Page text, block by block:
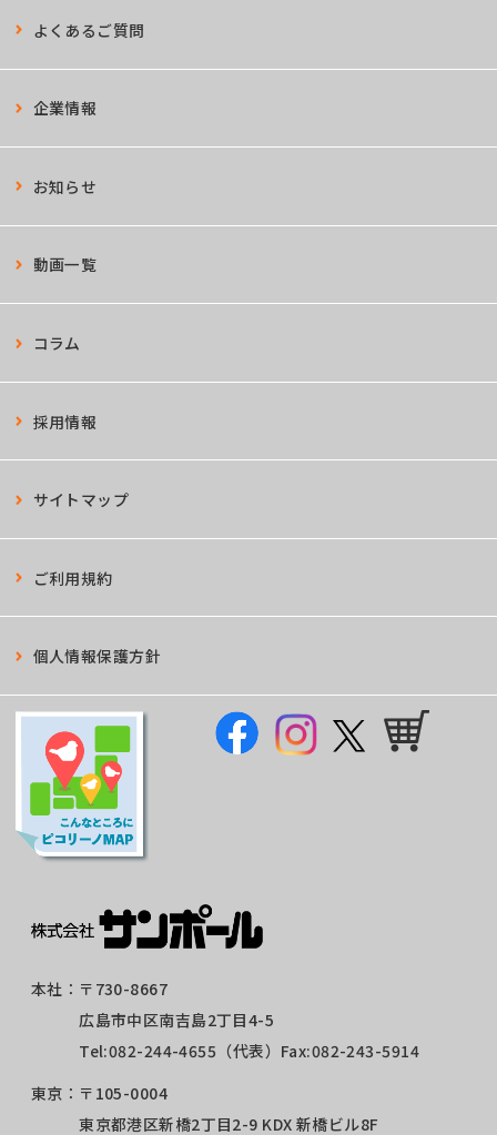
よくあるご質問
企業情報
お知らせ
動画一覧
コラム
採用情報
サイトマップ
ご利用規約
個人情報保護方針
本社： 〒730-8667
広島市中区南吉島2丁目4-5
Tel:082-244-4655 （代表）Fax:082-243-5914
東京： 〒105-0004
東京都港区新橋2丁目2-9 KDX 新橋ビル8F